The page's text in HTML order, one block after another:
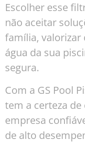
Escolher esse
não aceitar
família, valorizar
água da sua
segura.
Com a GS Pool
tem a certeza
empresa
de alto